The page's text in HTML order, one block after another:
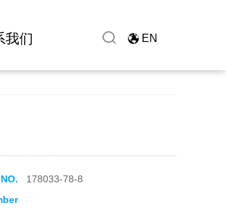
我们 EN
178033-78-8